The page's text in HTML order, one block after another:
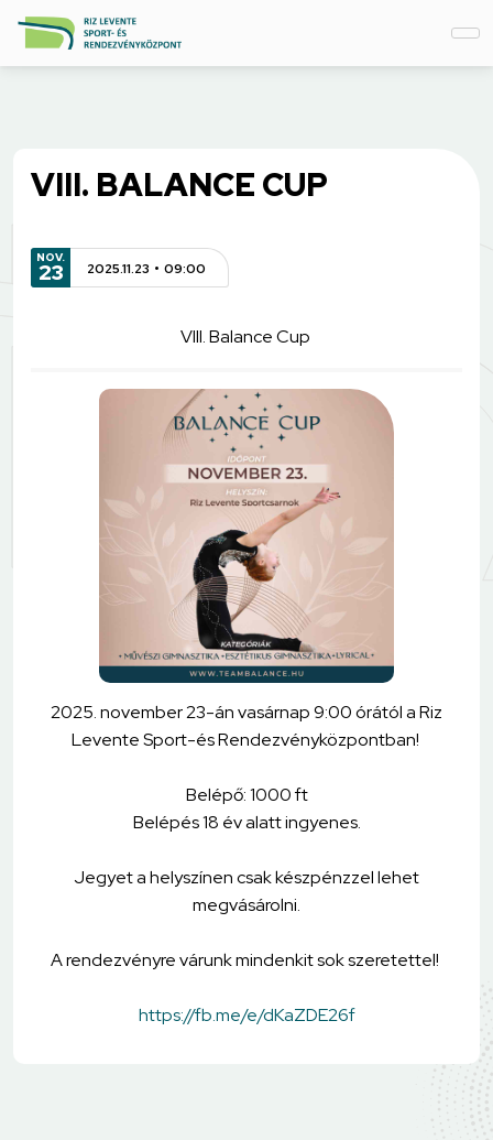
VIII. BALANCE CUP
NOV.
23 2025.11.23 09:00
VIII. Balance Cup
2025. november 23-án vasárnap 9:00 órától a Riz
Levente Sport-és Rendezvényközpontban!
Belépő: 1000 ft
Belépés 18 év alatt ingyenes.
Jegyet a helyszínen csak készpénzzel lehet
megvásárolni.
A rendezvényre várunk mindenkit sok szeretettel!
https://fb.me/e/dKaZDE26f